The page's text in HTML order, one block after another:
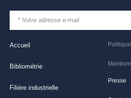
Presse
Accueil
Bibliométrie
Filière industrielle